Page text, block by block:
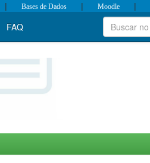
| Bases de Dados | Moodle |
FAQ